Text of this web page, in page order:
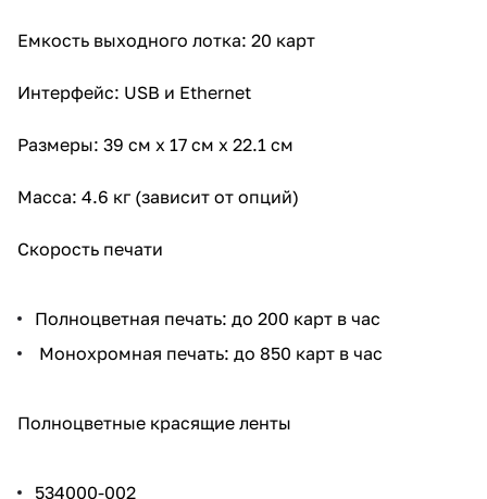
Емкость выходного лотка: 20 карт
Интерфейс: USB и Ethernet
Размеры: 39 см х 17 см х 22.1 см
Масса: 4.6 кг (зависит от опций)
Скорость печати
Полноцветная печать: до 200 карт в час
Монохромная печать: до 850 карт в час
Полноцветные красящие ленты
534000-002